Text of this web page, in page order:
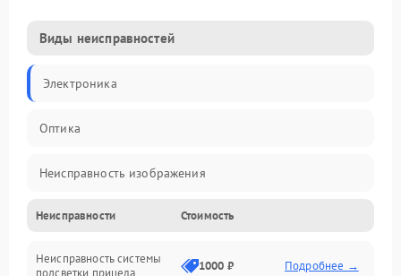
Виды неисправностей
Электроника
Оптика
Неисправность изображения
Механические повреждения
Неисправность фокусировки и оптики
Неисправности Стоимость
Неисправность системы
подсветки прицела
1000 ₽ Подробнее →